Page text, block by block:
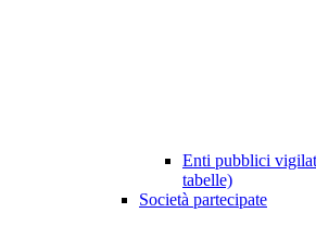
Enti pubblici
tabelle)
Società partecipate